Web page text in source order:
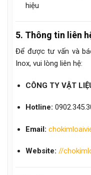
hiệu
5. Thông tin liên
Để được tư vấn và
Inox, vui lòng liên hệ:
CÔNG TY VẬT
Hotline:
Email:
Website: //